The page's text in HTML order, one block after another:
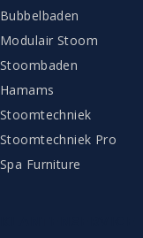
Bubbelbaden
Modulair Stoom
Stoombaden
Hamams
Stoomtechniek
Stoomtechniek Pro
Spa Furniture